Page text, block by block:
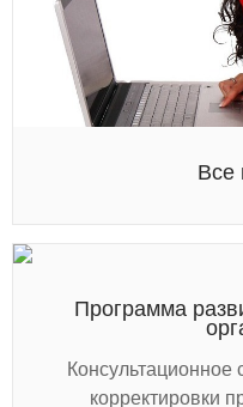
Все
Программа
Консультационное
корректировки